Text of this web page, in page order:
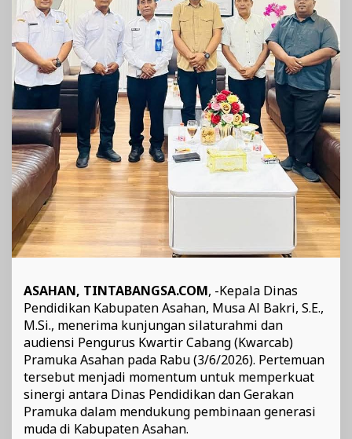
ASAHAN, TINTABANGSA.COM, -Kepala Dinas
Pendidikan Kabupaten Asahan, Musa Al Bakri, S.E.,
M.Si., menerima kunjungan silaturahmi dan
audiensi Pengurus Kwartir Cabang (Kwarcab)
Pramuka Asahan pada Rabu (3/6/2026). Pertemuan
tersebut menjadi momentum untuk memperkuat
sinergi antara Dinas Pendidikan dan Gerakan
Pramuka dalam mendukung pembinaan generasi
muda di Kabupaten Asahan.